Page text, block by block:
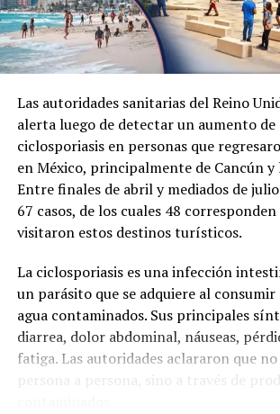
Las autoridades sanitarias del Reino
alerta luego de detectar un aumento de
ciclosporiasis en personas que
en México, principalmente de Cancún y
Entre finales de abril y mediados de
67 casos, de los cuales 48
visitaron estos destinos turísticos.
La ciclosporiasis es una infección
un parásito que se adquiere al
agua contaminados. Sus principales
diarrea, dolor abdominal, náuseas,
fatiga. Las autoridades aclararon que
persona a persona, sino a través de